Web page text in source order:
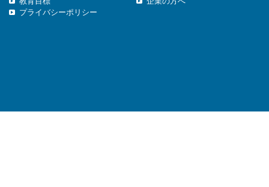
プライバシーポリシー